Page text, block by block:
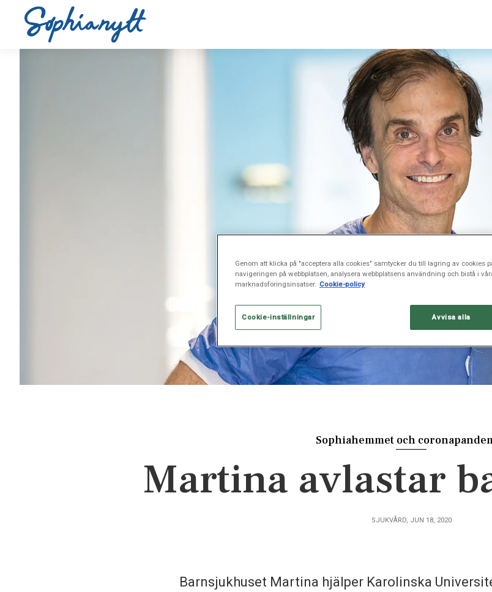
Sophiahemmet och
Martina avlastar
SJUKVÅRD, JUN 18, 2020
Barnsjukhuset Martina hjälper Karolinska
Genom att klicka på "acceptera alla cookies" samtycker du till lagring av cookies
navigeringen på webbplatsen, analysera webbplatsens användning och bistå i
marknadsföringsinsatser. Cookie-policy
Cookie-inställningar Avvisa alla